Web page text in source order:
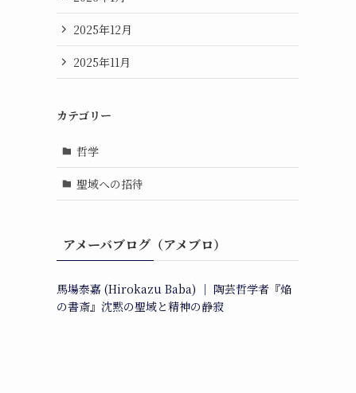
2025年12月
2025年11月
カテゴリー
哲学
聖域への招待
アメーバブログ（アメブロ）
馬場泰嘉 (Hirokazu Baba) ｜ 陶芸哲学者『焔
の書斎』沈黙の聖域と精神の静寂